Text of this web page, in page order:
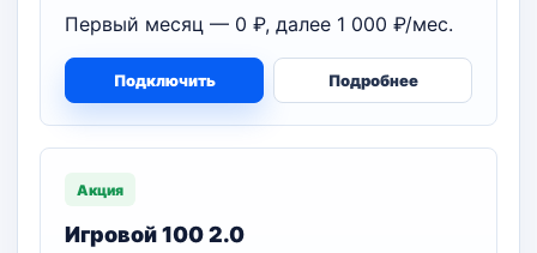
Первый месяц — 0 ₽, далее 1 000 ₽/мес.
Подключить Подробнее
Акция
Игровой 100 2.0